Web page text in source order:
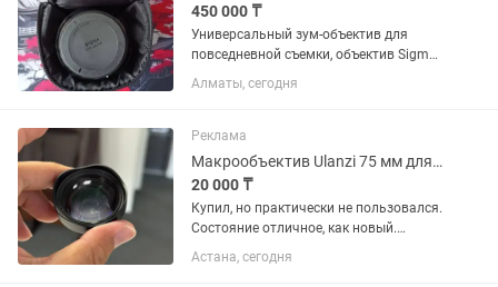
450 000 ₸
Универсальный зум-объектив для
повседневной съемки, объектив Sigma
24-70mm f/2.8 DG OS HSM с креплением
Canon EF охватывает полезный
широкоугольного до портретного,...
Алматы, сегодня
Реклама
Макрообъектив Ulanzi 75 мм для смартфона
20 000 ₸
Купил, но практически не пользовался.
Состояние отличное, как новый.
Идеально подходит для макросъемки:
цветы, насекомые, украшения,
Астана, сегодня